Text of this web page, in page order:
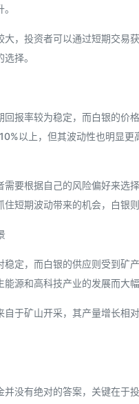
大，投资者可以通过短期交易
择。
回报率较为稳定，而白银的价
以上，但其波动性也明显
需要根据自己的风险偏好来选
短期波动带来的机会，白银则
稳定，而白银的供应则受到矿
源和高科技产业的发展而大
自于矿山开采，其产量增长相
没有绝对的答案，关键在于